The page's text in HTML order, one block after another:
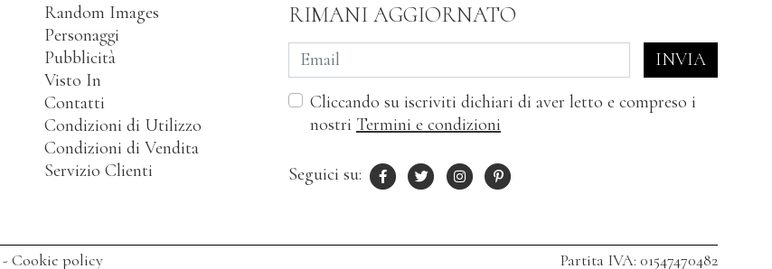
Random Images
Personaggi
Pubblicità
Visto In
Contatti
Condizioni di Utilizzo
Condizioni di Vendita
Servizio Clienti
RIMANI AGGIORNATO
INVIA
Cliccando su iscriviti dichiari di aver letto e compreso i
nostri Termini e condizioni
Seguici su:
-Cookie policy Partita IVA: 01547470482